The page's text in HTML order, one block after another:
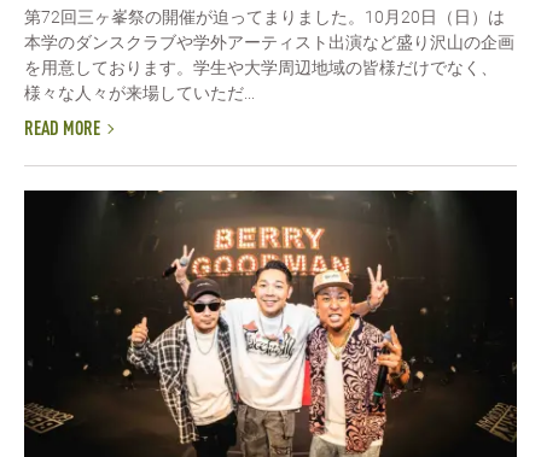
第72回三ヶ峯祭の開催が迫ってまりました。10月20日（日）は
本学のダンスクラブや学外アーティスト出演など盛り沢山の企画
を用意しております。学生や大学周辺地域の皆様だけでなく、
様々な人々が来場していただ...
READ MORE